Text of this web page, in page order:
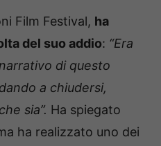
Film Festival, ha
del suo addio: “Era
di questo
a chiudersi,
sia”. Ha spiegato
ha realizzato uno dei